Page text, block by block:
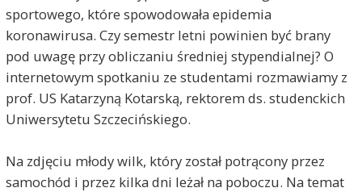
sportowego, które spowodowała epidemia
koronawirusa. Czy semestr letni powinien być brany
pod uwagę przy obliczaniu średniej stypendialnej? O
internetowym spotkaniu ze studentami rozmawiamy z
prof. US Katarzyną Kotarską, rektorem ds. studenckich
Uniwersytetu Szczecińskiego.
Na zdjęciu młody wilk, który został potrącony przez
samochód i przez kilka dni leżał na poboczu. Na temat